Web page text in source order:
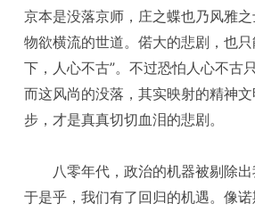
京本是没落京师，庄之蝶也乃风雅
物欲横流的世道。偌大的悲剧，也
下，人心不古”。不过恐怕人心不古
而这风尚的没落，其实映射的精神
步，才是真真切切血泪的悲剧。
八零年代，政治的机器被剔除出
于是乎，我们有了回归的机遇。像